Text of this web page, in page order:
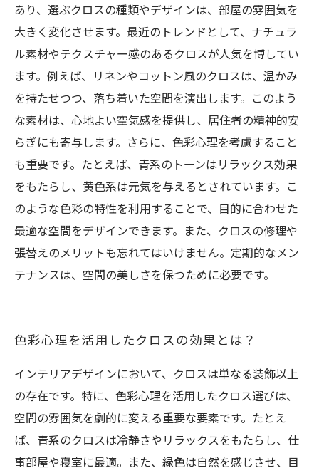
あり、選ぶクロスの種類やデザインは、部屋の雰囲気を
大きく変化させます。最近のトレンドとして、ナチュラ
ル素材やテクスチャー感のあるクロスが人気を博してい
ます。例えば、リネンやコットン風のクロスは、温かみ
を持たせつつ、落ち着いた空間を演出します。このよう
な素材は、心地よい空気感を提供し、居住者の精神的安
らぎにも寄与します。さらに、色彩心理を考慮すること
も重要です。たとえば、青系のトーンはリラックス効果
をもたらし、黄色系は元気を与えるとされています。こ
のような色彩の特性を利用することで、目的に合わせた
最適な空間をデザインできます。また、クロスの修理や
張替えのメリットも忘れてはいけません。定期的なメン
テナンスは、空間の美しさを保つために必要です。
色彩心理を活用したクロスの効果とは？
インテリアデザインにおいて、クロスは単なる装飾以上
の存在です。特に、色彩心理を活用したクロス選びは、
空間の雰囲気を劇的に変える重要な要素です。たとえ
ば、青系のクロスは冷静さやリラックスをもたらし、仕
事部屋や寝室に最適。また、緑色は自然を感じさせ、目